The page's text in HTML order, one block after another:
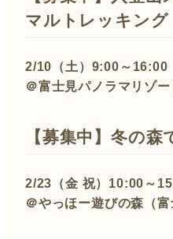
マルトレッキング
2/10（土）9:00～16:00
＠富士見パノラマリゾー
【募集中】冬の
2/23（金 祝）10:00～
＠やっほー遊びの森（